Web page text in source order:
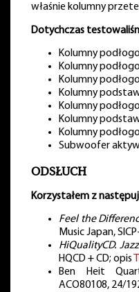
właśnie kolumny
Dotychczas
Kolumny
Kolumny
Kolumny
Kolumny
Kolumny
Kolumny
Kolumny
Subwoofer
ODSŁUCH
Korzystałem z
Feel the
Music Japan,
HiQualityCD.
HQCD + CD; opis
Ben Heit
ACO80108, 24/